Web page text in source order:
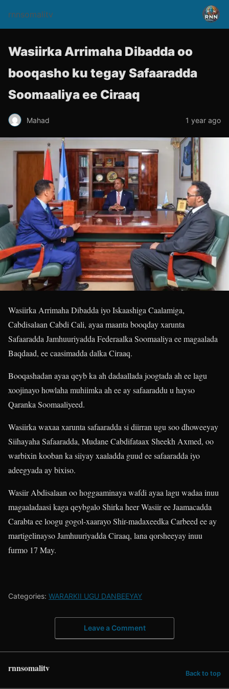
rnnsomalitv
Wasiirka Arrimaha Dibadda oo
booqasho ku tegay Safaaradda
Soomaaliya ee Ciraaq
Mahad 1 year ago
Wasiirka Arrimaha Dibadda iyo Iskaashiga Caalamiga,
Cabdisalaan Cabdi Cali, ayaa maanta booqday xarunta
Safaaradda Jamhuuriyadda Federaalka Soomaaliya ee magaalada
Baqdaad, ee caasimadda dalka Ciraaq.
Booqashadan ayaa qeyb ka ah dadaallada joogtada ah ee lagu
xoojinayo howlaha muhiimka ah ee ay safaaraddu u hayso
Qaranka Soomaaliyeed.
Wasiirka waxaa xarunta safaaradda si diirran ugu soo dhoweeyay
Siihayaha Safaaradda, Mudane Cabdifataax Sheekh Axmed, oo
warbixin kooban ka siiyay xaaladda guud ee safaaradda iyo
adeegyada ay bixiso.
Wasiir Abdisalaan oo hoggaaminaya wafdi ayaa lagu wadaa inuu
magaaladaasi kaga qeybgalo Shirka heer Wasiir ee Jaamacadda
Carabta ee loogu gogol-xaarayo Shir-madaxeedka Carbeed ee ay
martigelinayso Jamhuuriyadda Ciraaq, lana qorsheeyay inuu
furmo 17 May.
Categories: WARARKII UGU DANBEEYAY
Leave a Comment
rnnsomalitv Back to top